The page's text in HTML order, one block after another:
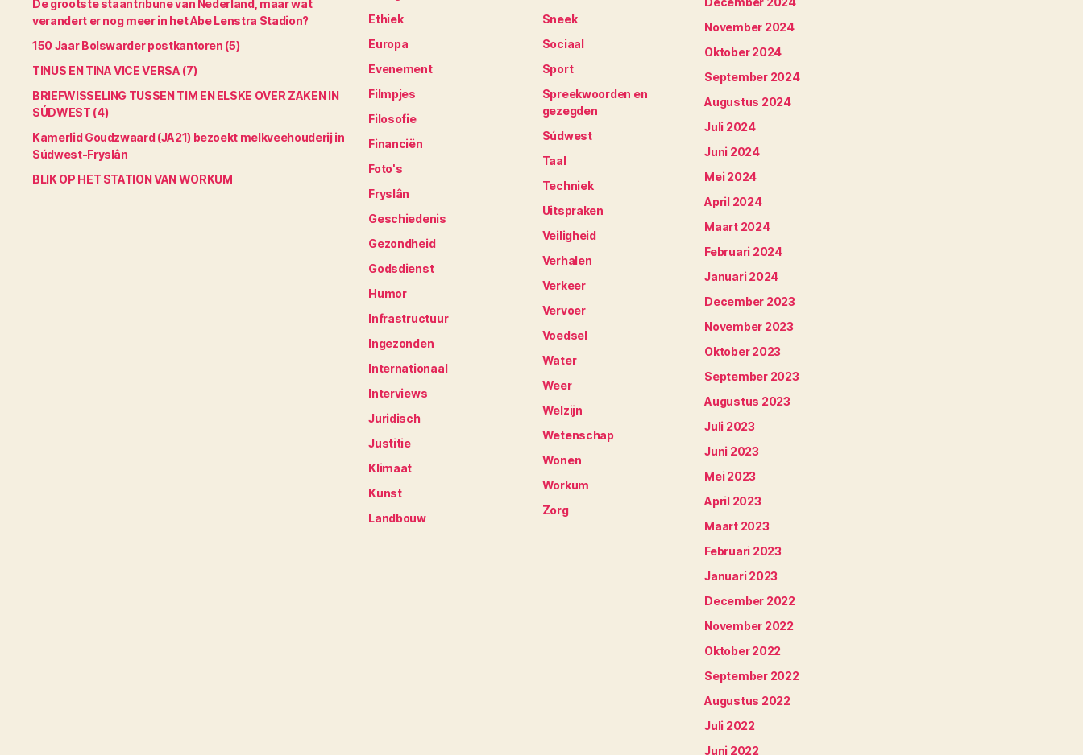
De grootste staantribune van Nederland, maar wat
verandert er nog meer in het Abe Lenstra Stadion?
150 Jaar Bolswarder postkantoren (5)
TINUS EN TINA VICE VERSA (7)
BRIEFWISSELING TUSSEN TIM EN ELSKE OVER ZAKEN IN
SÚDWEST (4)
Kamerlid Goudzwaard (JA21) bezoekt melkveehouderij in
Súdwest-Fryslân
BLIK OP HET STATION VAN WORKUM
Ethiek
Europa
Evenement
Filmpjes
Filosofie
Financiën
Foto's
Fryslân
Geschiedenis
Gezondheid
Godsdienst
Humor
Infrastructuur
Ingezonden
Internationaal
Interviews
Juridisch
Justitie
Klimaat
Kunst
Landbouw
Sneek
Sociaal
Sport
Spreekwoorden en
gezegden
Súdwest
Taal
Techniek
Uitspraken
Veiligheid
Verhalen
Verkeer
Vervoer
Voedsel
Water
Weer
Welzijn
Wetenschap
Wonen
Workum
Zorg
November 2024
Oktober 2024
September 2024
Augustus 2024
Juli 2024
Juni 2024
Mei 2024
April 2024
Maart 2024
Februari 2024
Januari 2024
December 2023
November 2023
Oktober 2023
September 2023
Augustus 2023
Juli 2023
Juni 2023
Mei 2023
April 2023
Maart 2023
Februari 2023
Januari 2023
December 2022
November 2022
Oktober 2022
September 2022
Augustus 2022
Juli 2022
Juni 2022